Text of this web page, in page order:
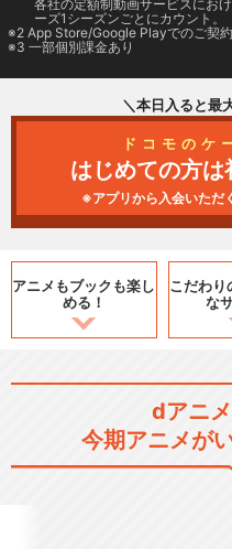
各社の定額制動画サービスにお
ーズ1シーズンごとにカウント。
2 App Store/Google Playでのご契
3 一部個別課金あり
＼本日入ると最
ドコモのケ
はじめての方は
※アプリから入会いただ
アニメもブックも楽し
める！
こだわり
な
dアニ
今期アニメが